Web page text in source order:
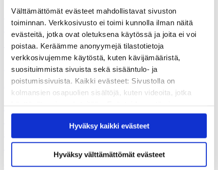
Välttämättömät evästeet mahdollistavat sivuston
toiminnan. Verkkosivusto ei toimi kunnolla ilman näitä
evästeitä, jotka ovat oletuksena käytössä ja joita ei voi
poistaa. Keräämme anonyymejä tilastotietoja
verkkosivujemme käytöstä, kuten kävijämääristä,
suosituimmista sivuista sekä sisääntulo- ja
poistumissivuista. Kaikki evästeet: Sivustolla on
kolmansien osapuolien sisältöjä, kuten videoita, jotka
saattaa estää näiden sisältöjen näkymisen.
Hyväksymällä kaikki evästeet varmistat, että kaikki
sisältö on käytettävissäsi.
Hyväksy kaikki evästeet
Hyväksy välttämättömät evästeet
Sivistysremontti-podcast avaa käsityksiä
sivistyksestä tunnettujen vieraiden kanssa
 mitä pitää rakentaa, mitä purkaa?
23.01.2020
Ajankohtaista, Hankkeet
esimerkiksi unettomuus tai
someriippuvuus, ja omaan hyvinvointiin
on vähän tarjolla tukea
09.09.2019